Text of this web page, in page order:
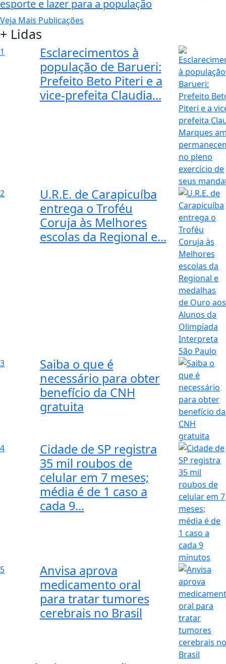
esporte e lazer para a população
Veja Mais Publicações
+ Lidas
1
Esclarecimentos à
população de Barueri:
Prefeito Beto Piteri e a
vice-prefeita Claudia...
2
U.R.E. de Carapicuíba
entrega o Troféu
Coruja às Melhores
escolas da Regional e...
3
Saiba o que é
necessário para obter
benefício da CNH
gratuita
4
Cidade de SP registra
35 mil roubos de
celular em 7 meses;
média é de 1 caso a
cada 9...
5
Anvisa aprova
medicamento oral
para tratar tumores
cerebrais no Brasil